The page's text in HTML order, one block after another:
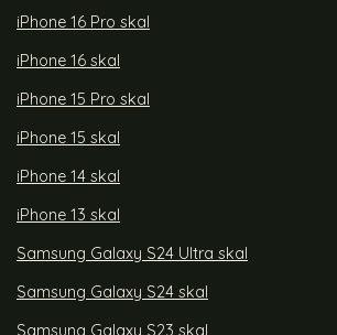
iPhone 16 Pro skal
iPhone 16 skal
iPhone 15 Pro skal
iPhone 15 skal
iPhone 14 skal
iPhone 13 skal
Samsung Galaxy S24 Ultra skal
Samsung Galaxy S24 skal
Samsung Galaxy S23 skal